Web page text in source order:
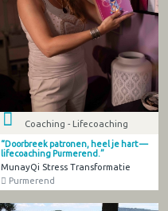
Coaching - Lifecoaching
“Doorbreek patronen, heel je hart —
lifecoaching Purmerend.”
MunayQi Stress Transformatie
Purmerend